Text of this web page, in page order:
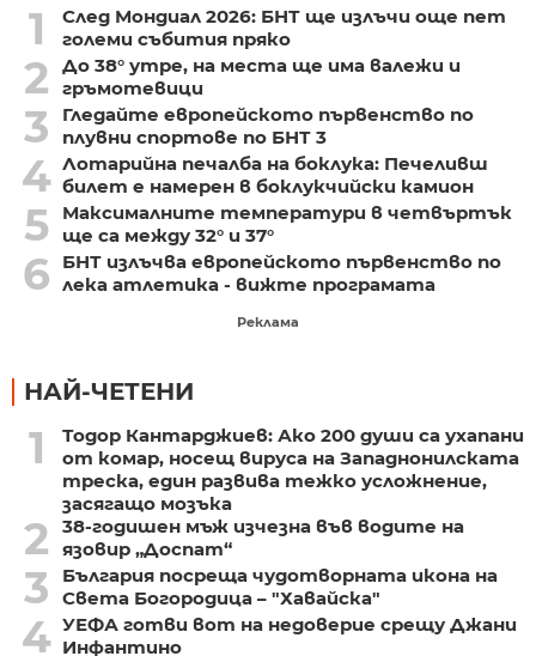
1
След Мондиал 2026: БНТ ще излъчи още пет
големи събития пряко
2
До 38° утре, на места ще има валежи и
гръмотевици
3
Гледайте европейското първенство по
плувни спортове по БНТ 3
4 Лотарийна печалба на боклука: Печеливш
билет е намерен в боклукчийски камион
5
Максималните температури в четвъртък
ще са между 32° и 37°
6
БНТ излъчва европейското първенство по
лека атлетика - вижте програмата
Реклама
НАЙ-ЧЕТЕНИ
1
Тодор Кантарджиев: Ако 200 души са ухапани
от комар, носещ вируса на Западнонилската
треска, един развива тежко усложнение,
засягащо мозъка
2
38-годишен мъж изчезна във водите на
язовир „Доспат“
3
България посреща чудотворната икона на
Света Богородица – "Хавайска"
4 УЕФА готви вот на недоверие срещу Джани
Инфантино